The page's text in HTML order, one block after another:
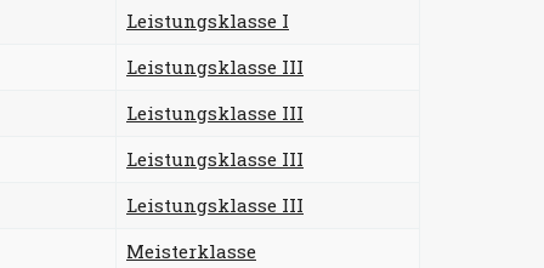
Leistungsklasse I
Leistungsklasse III
Leistungsklasse III
Leistungsklasse III
Leistungsklasse III
Meisterklasse